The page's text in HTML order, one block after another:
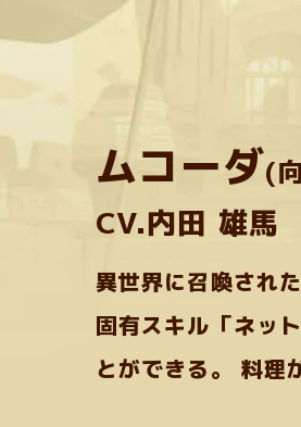
H
ムコーダ(
CV.内田 雄馬
異世界に召喚され
固有スキル「ネッ
とができる。
料理